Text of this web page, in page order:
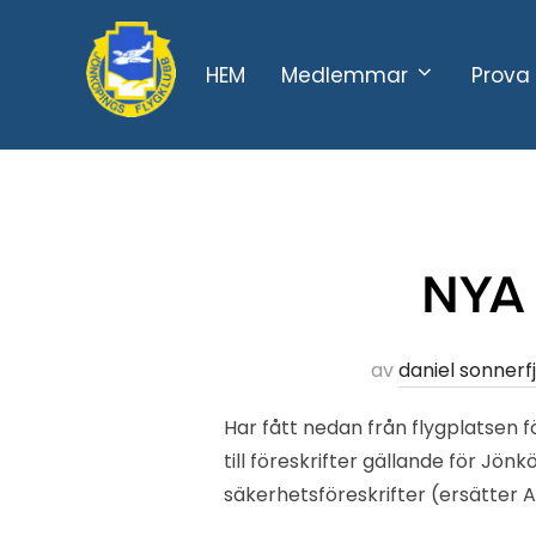
HEM Medlemmar
avdaniel
Har fått nedan från flygplatsen
till föreskrifter gällande för
säkerhetsföreskrifter (ersätter